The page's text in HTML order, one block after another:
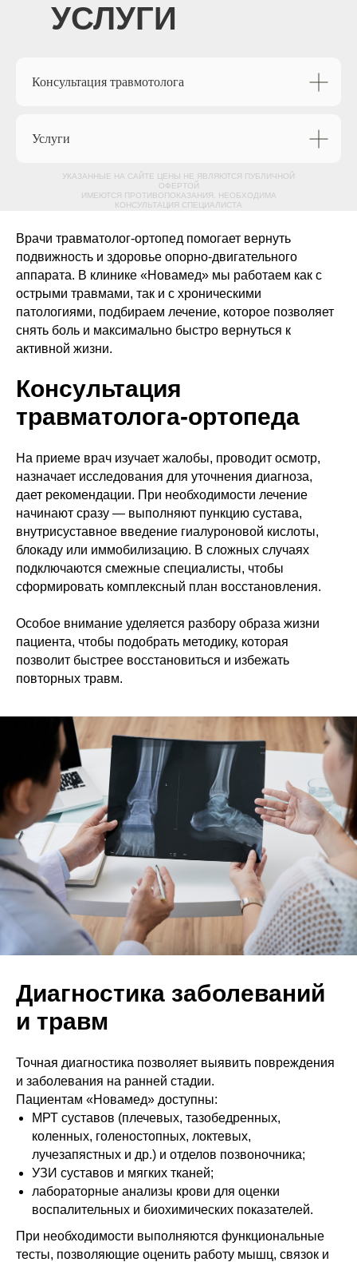
УСЛУГИ
Консультация травмотолога
Услуги
УКАЗАННЫЕ НА САЙТЕ ЦЕНЫ НЕ ЯВЛЯЮТСЯ ПУБЛИЧНОЙ
ОФЕРТОЙ
ИМЕЮТСЯ ПРОТИВОПОКАЗАНИЯ. НЕОБХОДИМА
КОНСУЛЬТАЦИЯ СПЕЦИАЛИСТА
Врачи травматолог-ортопед помогает вернуть
подвижность и здоровье опорно-двигательного
аппарата. В клинике «Новамед» мы работаем как с
острыми травмами, так и с хроническими
патологиями, подбираем лечение, которое позволяет
снять боль и максимально быстро вернуться к
активной жизни.
Консультация
травматолога-ортопеда
На приеме врач изучает жалобы, проводит осмотр,
назначает исследования для уточнения диагноза,
дает рекомендации. При необходимости лечение
начинают сразу — выполняют пункцию сустава,
внутрисуставное введение гиалуроновой кислоты,
блокаду или иммобилизацию. В сложных случаях
подключаются смежные специалисты, чтобы
сформировать комплексный план восстановления.
Особое внимание уделяется разбору образа жизни
пациента, чтобы подобрать методику, которая
позволит быстрее восстановиться и избежать
повторных травм.
Диагностика заболеваний
и травм
Точная диагностика позволяет выявить повреждения
и заболевания на ранней стадии.
Пациентам «Новамед» доступны:
МРТ суставов (плечевых, тазобедренных,
коленных, голеностопных, локтевых,
лучезапястных и др.) и отделов позвоночника;
УЗИ суставов и мягких тканей;
лабораторные анализы крови для оценки
воспалительных и биохимических показателей.
При необходимости выполняются функциональные
тесты, позволяющие оценить работу мышц, связок и